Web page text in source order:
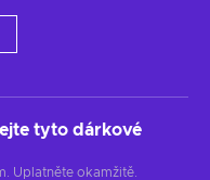
tyto dárkové
Uplatněte okamžitě.